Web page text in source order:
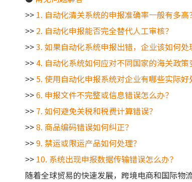
>> 1. 自动化清关系统的申报准确率一般有多高
>> 2. 自动化申报能否完全替代人工审核？
>>3. 如果自动化系统申报出错，企业该如何处
>>4. 自动化系统如何应对不同国家的海关政策
>> 5. 使用自动化申报系统对企业有哪些实际好
>>6. 申报文件不完整或信息错误怎么办？
>> 7. 如何避免关税和税费计算错误？
>>8. 商品编码错误如何纠正？
>>9. 禁运或限运产品如何处理？
>> 10. 系统出现申报数据传输错误怎么办？
随着全球贸易的快速发展，跨境电商和国际物